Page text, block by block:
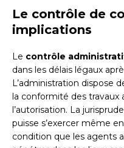
Le contrôle de
implications
Le contrôle
dans les délais légaux
L’administration dispose
la conformité des travaux
l’autorisation. La
puisse s’exercer même
condition que les agents